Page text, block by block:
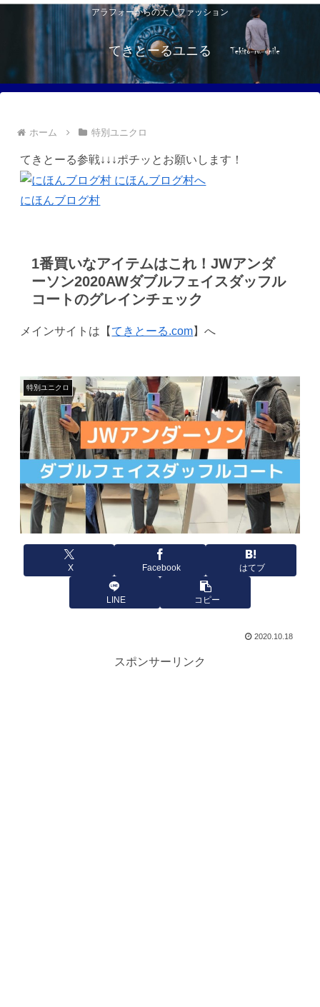
アラフォーからの大人ファッション
てきとーるユニる
ホーム 特別ユニクロ
てきとーる参戦↓↓↓ポチッとお願いします！
にほんブログ村
1番買いなアイテムはこれ！JWアンダ
ーソン2020AWダブルフェイスダッフル
コートのグレインチェック
メインサイトは【てきとーる.com】へ
特別ユニクロ
X Facebook はてブ
LINE コピー
2020.10.18
スポンサーリンク